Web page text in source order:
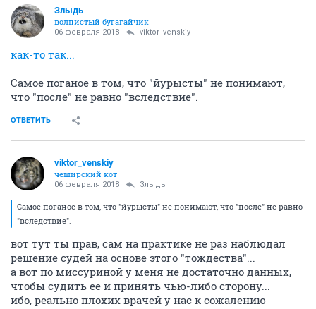
Злыдь
волнистый бугагайчик
06 февраля 2018 viktor_venskiy
как-то так...
Самое поганое в том, что "йурысты" не понимают,
что "после" не равно "вследствие".
ОТВЕТИТЬ
viktor_venskiy
чеширский кот
06 февраля 2018 Злыдь
Самое поганое в том, что "йурысты" не понимают, что "после" не равно
"вследствие".
вот тут ты прав, сам на практике не раз наблюдал
решение судей на основе этого "тождества"...
а вот по миссуриной у меня не достаточно данных,
чтобы судить ее и принять чью-либо сторону...
ибо, реально плохих врачей у нас к сожалению